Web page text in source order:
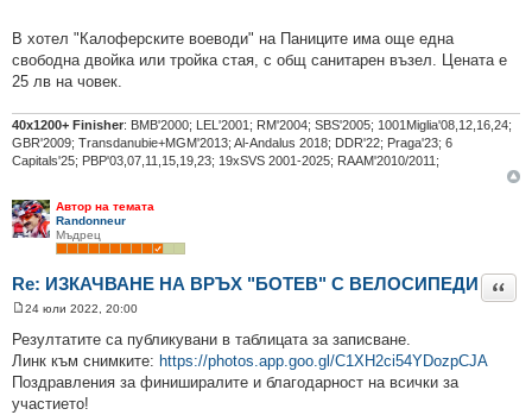
В хотел "Калоферските воеводи" на Паниците има още една
свободна двойка или тройка стая, с общ санитарен възел. Цената е
25 лв на човек.
40х1200+ Finisher: BMB'2000; LEL'2001; RM'2004; SBS'2005; 1001Miglia'08,12,16,24;
GBR'2009; Transdanubie+MGM'2013; Al-Andalus 2018; DDR'22; Praga'23; 6
Capitals'25; PBP'03,07,11,15,19,23; 19xSVS 2001-2025; RAAM'2010/2011;
Автор на темата
Randonneur
Мъдрец
Re: ИЗКАЧВАНЕ НА ВРЪХ "БОТЕВ" С ВЕЛОСИПЕДИ
н
е
н
и
е
24 юли 2022, 20:00
Резултатите са публикувани в таблицата за записване.
Линк към снимките: https://photos.app.goo.gl/C1XH2ci54YDozpCJA
Поздравления за финиширалите и благодарност на всички за
участието!